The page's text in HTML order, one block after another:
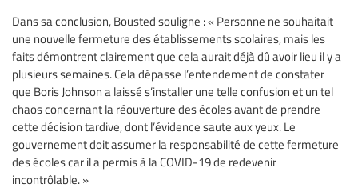
Dans sa conclusion, Bousted souligne : « Personne ne souhaitait
une nouvelle fermeture des établissements scolaires, mais les
faits démontrent clairement que cela aurait déjà dû avoir lieu il y a
plusieurs semaines. Cela dépasse l’entendement de constater
que Boris Johnson a laissé s’installer une telle confusion et un tel
chaos concernant la réouverture des écoles avant de prendre
cette décision tardive, dont l’évidence saute aux yeux. Le
gouvernement doit assumer la responsabilité de cette fermeture
des écoles car il a permis à la COVID-19 de redevenir
incontrôlable. »